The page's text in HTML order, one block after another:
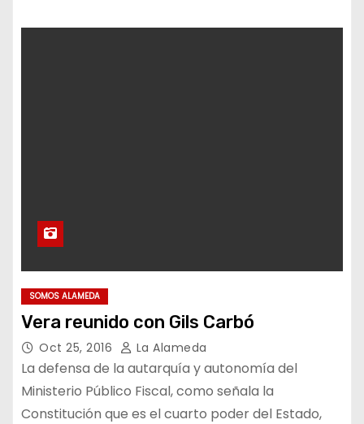
SOMOS ALAMEDA
Vera reunido con Gils Carbó
Oct 25, 2016 La Alameda
La defensa de la autarquía y autonomía del
Ministerio Público Fiscal, como señala la
Constitución que es el cuarto poder del Estado,